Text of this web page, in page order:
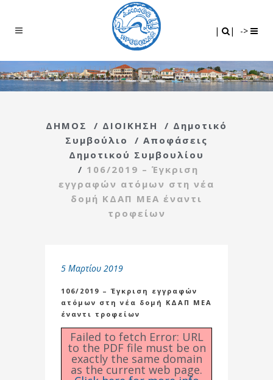
| | ->
ΔΗΜΟΣ / ΔΙΟΙΚΗΣΗ / Δημοτικό
Συμβούλιο
/ Αποφάσεις
Δημοτικού Συμβουλίου
/ 106/2019 – Έγκριση
εγγραφών ατόμων στη νέα
δομή ΚΔΑΠ ΜΕΑ έναντι
τροφείων
5 Μαρτίου 2019
106/2019 – Έγκριση εγγραφών
ατόμων στη νέα δομή ΚΔΑΠ ΜΕΑ
έναντι τροφείων
Failed to fetch Error: URL
to the PDF file must be on
exactly the same domain
as the current web page.